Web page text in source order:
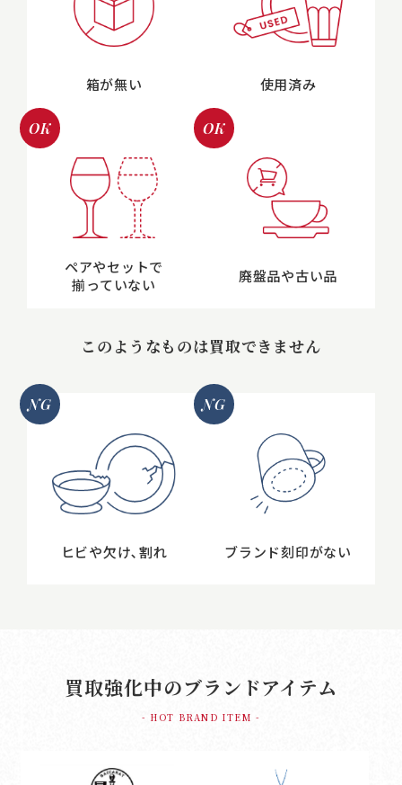
箱が無い 使用済み
OK
ペアやセットで
揃っていない
OK
廃盤品や古い品
このようなものは買取できません
NG
ヒビや欠け､割れ
NG
ブランド刻印がない
買取強化中のブランドアイテム
- HOT BRAND ITEM -